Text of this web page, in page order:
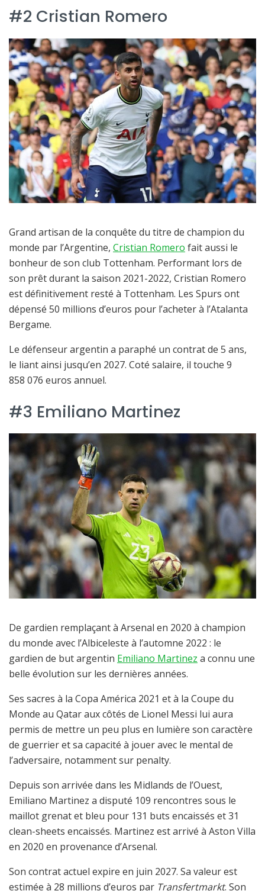
#2 Cristian Romero
Grand artisan de la conquête du titre de champion du
monde par l’Argentine, Cristian Romero fait aussi le
bonheur de son club Tottenham. Performant lors de
son prêt durant la saison 2021-2022, Cristian Romero
est définitivement resté à Tottenham. Les Spurs ont
dépensé 50 millions d’euros pour l’acheter à l’Atalanta
Bergame.
Le défenseur argentin a paraphé un contrat de 5 ans,
le liant ainsi jusqu’en 2027. Coté salaire, il touche 9
858 076 euros annuel.
#3 Emiliano Martinez
De gardien remplaçant à Arsenal en 2020 à champion
du monde avec l’Albiceleste à l’automne 2022 : le
gardien de but argentin Emiliano Martinez a connu une
belle évolution sur les dernières années.
Ses sacres à la Copa América 2021 et à la Coupe du
Monde au Qatar aux côtés de Lionel Messi lui aura
permis de mettre un peu plus en lumière son caractère
de guerrier et sa capacité à jouer avec le mental de
l’adversaire, notamment sur penalty.
Depuis son arrivée dans les Midlands de l’Ouest,
Emiliano Martinez a disputé 109 rencontres sous le
maillot grenat et bleu pour 131 buts encaissés et 31
clean-sheets encaissés. Martinez est arrivé à Aston Villa
en 2020 en provenance d’Arsenal.
Son contrat actuel expire en juin 2027. Sa valeur est
estimée à 28 millions d’euros par Transfertmarkt. Son